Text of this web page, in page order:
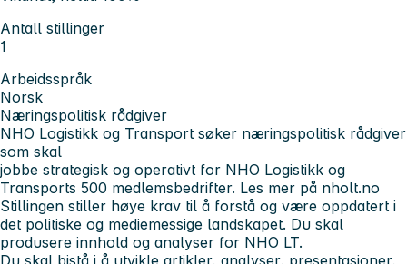
Antall stillinger
1
Arbeidsspråk
Norsk
Næringspolitisk rådgiver
NHO Logistikk og Transport søker næringspolitisk rådgiver
som skal
jobbe strategisk og operativt for NHO Logistikk og
Transports 500 medlemsbedrifter. Les mer på nholt.no
Stillingen stiller høye krav til å forstå og være oppdatert i
det politiske og mediemessige landskapet. Du skal
produsere innhold og analyser for NHO LT.
Du skal bistå i å utvikle artikler, analyser, presentasjoner,